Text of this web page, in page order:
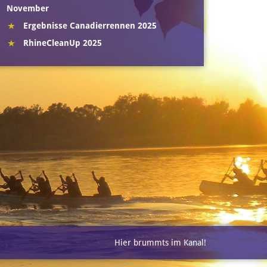
November
Ergebnisse Canadierrennen 2025
RhineCleanUp 2025
Hier brummts im Kanal!